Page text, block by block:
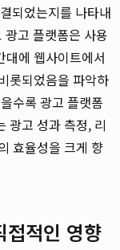
되었는지를 나타내
고 플랫폼은 사용
대에 웹사이트에서
롯되었음을 파악하
수록 광고 플랫폼
광고 성과 측정, 리
효율성을 크게 향
접적인 영향